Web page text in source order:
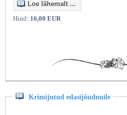
Loe lähemalt ...
Hind: 16,00 EUR
Krimijutud edasijõudnuile